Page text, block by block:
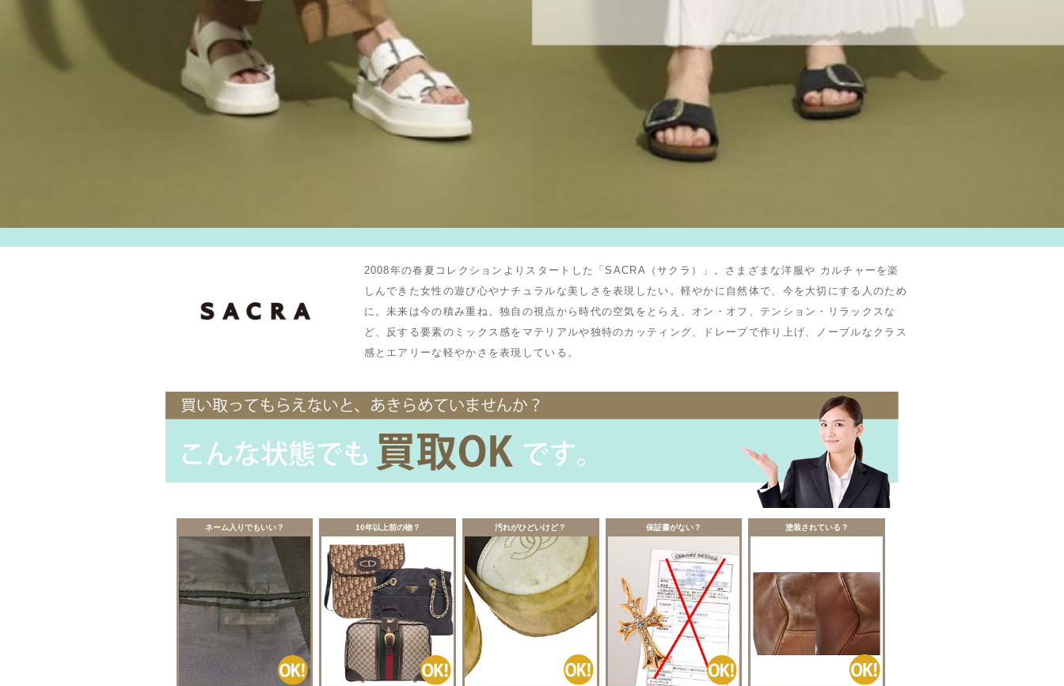
2008年の春夏コレクションよりスタートした「SACRA（サクラ）」。さまざまな洋服や カルチャーを楽
しんできた女性の遊び心やナチュラルな美しさを表現したい。軽やかに自然体で、今を大切にする人のため
に。未来は今の積み重ね。独自の視点から時代の空気をとらえ、オン・オフ、テンション・リラックスな
ど、反する要素のミックス感をマテリアルや独特のカッティング、ドレープで作り上げ、ノーブルなクラス
感とエアリーな軽やかさを表現している。
ネーム入りでもいい？ 10年以上前の物？ 汚れがひどいけど？ 保証書がない？ 塗装されている？